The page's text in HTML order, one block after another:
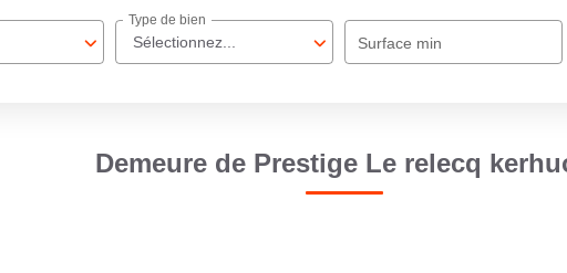
Sélectionnez...
Type de bien
Surface min
Demeure de Prestige Le relecq